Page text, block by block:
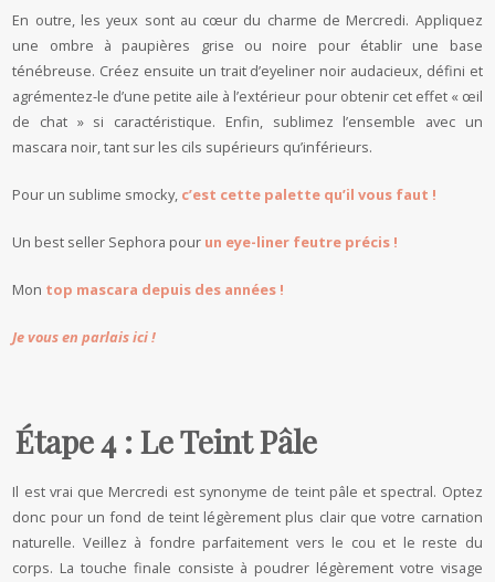
En outre, les yeux sont au cœur du charme de Mercredi. Appliquez
une ombre à paupières grise ou noire pour établir une base
ténébreuse. Créez ensuite un trait d’eyeliner noir audacieux, défini et
agrémentez-le d’une petite aile à l’extérieur pour obtenir cet effet « œil
de chat » si caractéristique. Enfin, sublimez l’ensemble avec un
mascara noir, tant sur les cils supérieurs qu’inférieurs.
Pour un sublime smocky, c’est cette palette qu’il vous faut !
Un best seller Sephora pour un eye-liner feutre précis !
Mon top mascara depuis des années !
Je vous en parlais ici !
Étape 4 : Le Teint Pâle
Il est vrai que Mercredi est synonyme de teint pâle et spectral. Optez
donc pour un fond de teint légèrement plus clair que votre carnation
naturelle. Veillez à fondre parfaitement vers le cou et le reste du
corps. La touche finale consiste à poudrer légèrement votre visage